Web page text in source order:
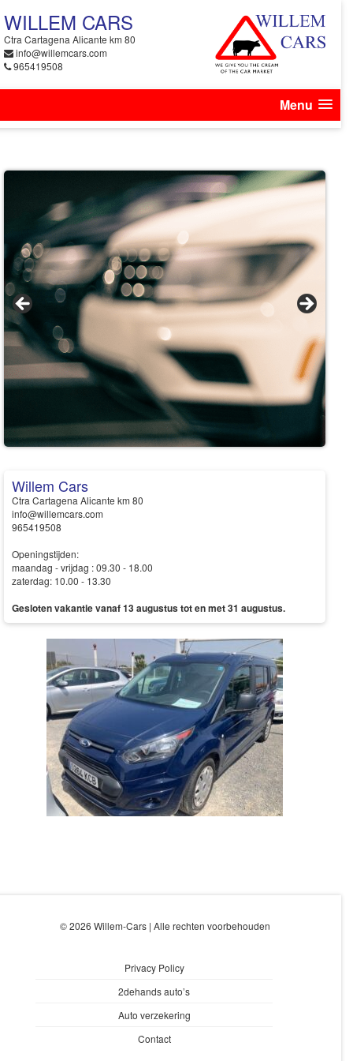
WILLEM CARS
Ctra Cartagena Alicante km 80
info@willemcars.com
965419508
Menu
Willem Cars
Ctra Cartagena Alicante km 80
info@willemcars.com
965419508
Openingstijden:
maandag - vrijdag : 09.30 - 18.00
zaterdag: 10.00 - 13.30
Gesloten vakantie vanaf 13 augustus tot en met 31 augustus.
© 2026 Willem-Cars | Alle rechten voorbehouden
Privacy Policy
2dehands auto’s
Auto verzekering
Contact